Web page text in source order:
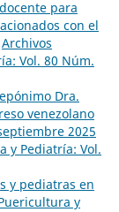
para
con el
Archivos
Vol. 80 Núm.
Dra.
venezolano
2025
y Pediatría: Vol.
y pediatras en
y